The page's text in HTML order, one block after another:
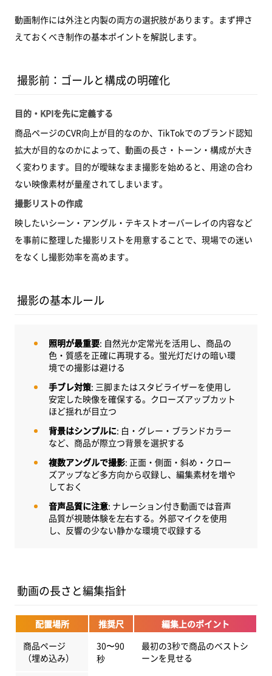
動画制作には外注と内製の両方の選択肢があります。まず押さ
えておくべき制作の基本ポイントを解説します。
撮影前：ゴールと構成の明確化
目的・KPIを先に定義する
商品ページのCVR向上が目的なのか、TikTokでのブランド認知
拡大が目的なのかによって、動画の長さ・トーン・構成が大き
く変わります。目的が曖昧なまま撮影を始めると、用途の合わ
ない映像素材が量産されてしまいます。
撮影リストの作成
映したいシーン・アングル・テキストオーバーレイの内容など
を事前に整理した撮影リストを用意することで、現場での迷い
をなくし撮影効率を高めます。
撮影の基本ルール
照明が最重要: 自然光か定常光を活用し、商品の
色・質感を正確に再現する。蛍光灯だけの暗い環
境での撮影は避ける
手ブレ対策: 三脚またはスタビライザーを使用し
安定した映像を確保する。クローズアップカット
ほど揺れが目立つ
背景はシンプルに: 白・グレー・ブランドカラー
など、商品が際立つ背景を選択する
複数アングルで撮影: 正面・側面・斜め・クロー
ズアップなど多方向から収録し、編集素材を増や
しておく
音声品質に注意: ナレーション付き動画では音声
品質が視聴体験を左右する。外部マイクを使用
し、反響の少ない静かな環境で収録する
動画の長さと編集指針
配置場所 推奨尺
編集上のポイント
商品ページ
（埋め込み）
30〜90
秒
最初の3秒で商品のベストシ
ーンを見せる